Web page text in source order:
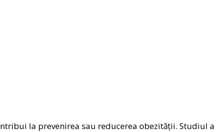
la prevenirea sau reducerea obezității. Studiul a